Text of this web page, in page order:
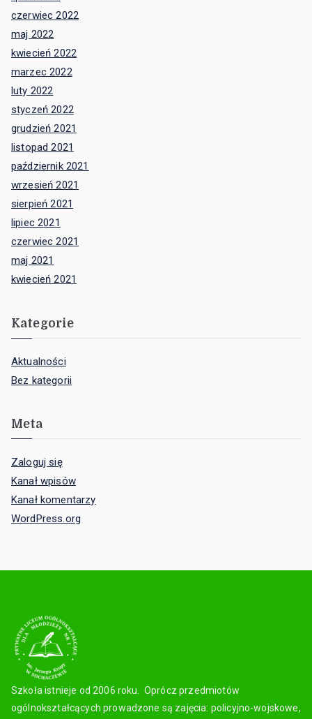
czerwiec 2022
maj 2022
kwiecień 2022
marzec 2022
luty 2022
styczeń 2022
grudzień 2021
listopad 2021
październik 2021
wrzesień 2021
sierpień 2021
lipiec 2021
czerwiec 2021
maj 2021
kwiecień 2021
Kategorie
Aktualności
Bez kategorii
Meta
Zaloguj się
Kanał wpisów
Kanał komentarzy
WordPress.org
Szkoła istnieje od 2006 roku. Oprócz przedmiotów
ogólnokształcących prowadzone są zajęcia: policyjno-wojskowe,